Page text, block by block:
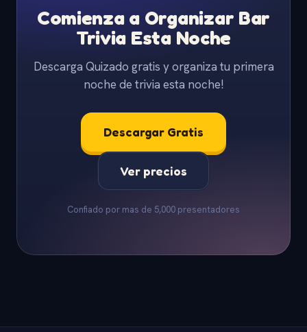
Comienza a Organizar Bar
Trivia Esta Noche
Descarga Quizado gratis y organiza tu primera
noche de trivia esta noche!
Descargar Gratis
Ver precios
Confiado por mas de 5,000 presentadores